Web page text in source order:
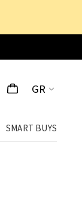
GR
SMART BUYS